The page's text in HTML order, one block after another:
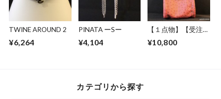
TWINE AROUND 2
¥6,264
PINATA ーSー
¥4,104
【１点物】【受注制
ダーメイド ポーチ
¥10,800
カテゴリから探す